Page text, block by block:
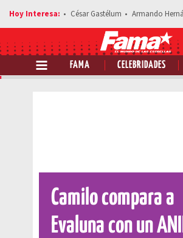
César Gastélum Armando
FAMA CELEBRIDADES
Camilo compara a
Evaluna con un